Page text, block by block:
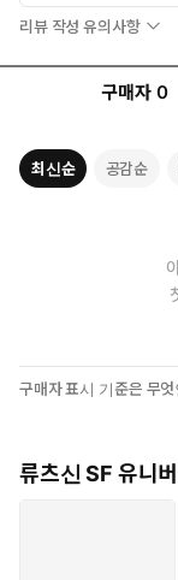
리뷰 작성 유의사항
구매자 0
최신순 공감순
구매자 표시 기준은 무
류츠신 SF 유니